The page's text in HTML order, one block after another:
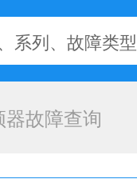
器故障查询